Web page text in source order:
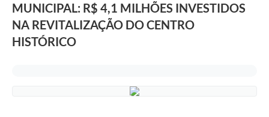
Planejamento e Orçamento Público: PPA - LOA -
LDO
Licitações
MUNICIPAL: R$ 4,1 MILHÕES INVESTIDOS
NA REVITALIZAÇÃO DO CENTRO
HISTÓRICO